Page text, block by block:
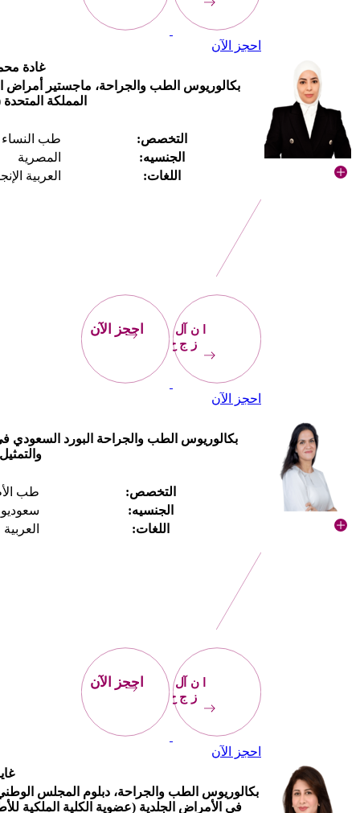
احجز الآن
غادة
بكالوريوس الطب والجراحة، ماجستير أمراض
المملكة
التخصص:
طب النساء
الجنسيه:
المصرية
اللغات:
العربية
احجز
الآن احجز الآن
احجز الآن
بكالوريوس الطب والجراحة البورد
التخصص:
طب
الجنسيه:
اللغات:
احجز
الآن احجز الآن
احجز الآن
بكالوريوس الطب والجراحة، دبلوم المجلس
في الأمراض الجلدية (عضوية الكلية الملكية